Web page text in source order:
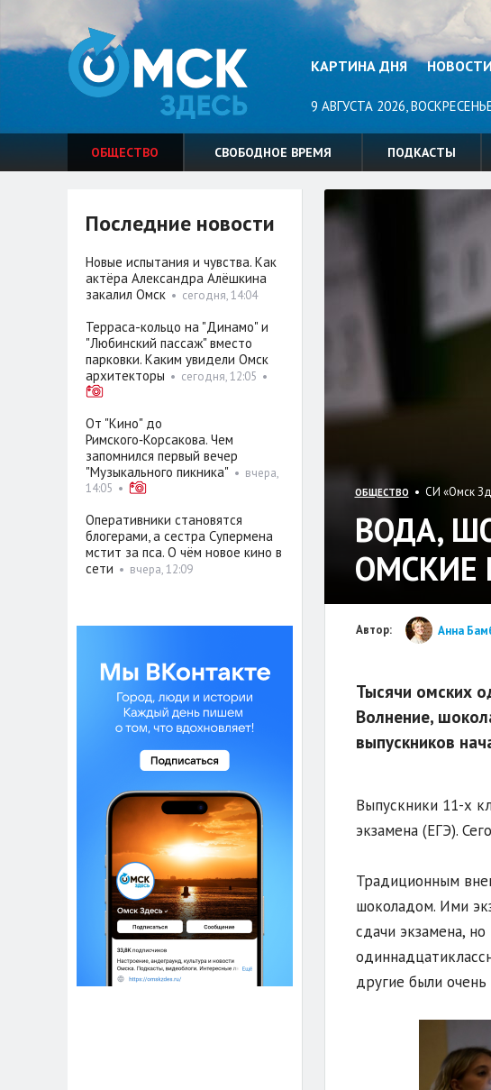
КАРТИНА ДНЯ
9 АВГУСТА 2026,
ОБЩЕСТВО СВОБОДНОЕ ВРЕМЯ ПОДКАСТЫ
ОБЩЕСТВО • СИ «Омск
ВОДА,
ОМСКИЕ
Автор: Анна
Тысячи омских
Волнение,
выпускников
Выпускники 11-х
экзамена (ЕГЭ).
Традиционным
шоколадом. Ими
сдачи экзамена,
другие были
Последние новости
Новые испытания и чувства. Как
актёра Александра Алёшкина
закалил Омск• сегодня, 14:04
Терраса-кольцо на "Динамо" и
"Любинский пассаж" вместо
парковки. Каким увидели Омск
архитекторы • сегодня, 12:05 •
От "Кино" до
Римского‑Корсакова. Чем
запомнился первый вечер
"Музыкального пикника" • вчера,
14:05 •
Оперативники становятся
блогерами, а сестра Супермена
мстит за пса. О чём новое кино в
сети • вчера, 12:09